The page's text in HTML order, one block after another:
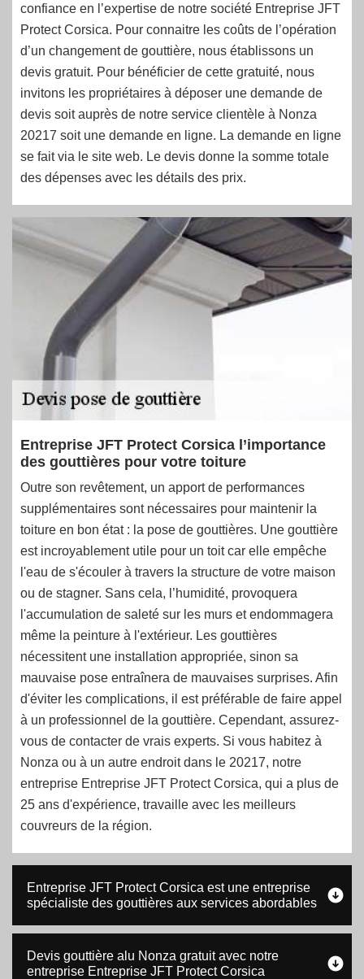
confiance en l’expertise de notre société Entreprise JFT
Protect Corsica. Pour connaitre les coûts de l’opération
d’un changement de gouttière, nous établissons un
devis gratuit. Pour bénéficier de cette gratuité, nous
invitons les propriétaires à déposer une demande de
devis soit auprès de notre service clientèle à Nonza
20217 soit une demande en ligne. La demande en ligne
se fait via le site web. Le devis donne la somme totale
des dépenses avec les détails des prix.
Entreprise JFT Protect Corsica l’importance
des gouttières pour votre toiture
Outre son revêtement, un apport de performances
supplémentaires sont nécessaires pour maintenir la
toiture en bon état : la pose de gouttières. Une gouttière
est incroyablement utile pour un toit car elle empêche
l'eau de s'écouler à travers la structure de votre maison
ou de stagner. Sans cela, l’humidité, provoquera
l'accumulation de saleté sur les murs et endommagera
même la peinture à l'extérieur. Les gouttières
nécessitent une installation appropriée, sinon sa
mauvaise pose entraînera de mauvaises surprises. Afin
d'éviter les complications, il est préférable de faire appel
à un professionnel de la gouttière. Cependant, assurez-
vous de contacter de vrais experts. Si vous habitez à
Nonza ou à un autre endroit dans le 20217, notre
entreprise Entreprise JFT Protect Corsica, qui a plus de
25 ans d'expérience, travaille avec les meilleurs
couvreurs de la région.
Entreprise JFT Protect Corsica est une entreprise
spécialiste des gouttières aux services abordables
Devis gouttière alu Nonza gratuit avec notre
entreprise Entreprise JFT Protect Corsica